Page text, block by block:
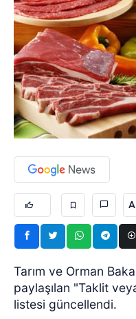
Tarım ve Orman
paylaşılan "Taklit
listesi güncellendi.